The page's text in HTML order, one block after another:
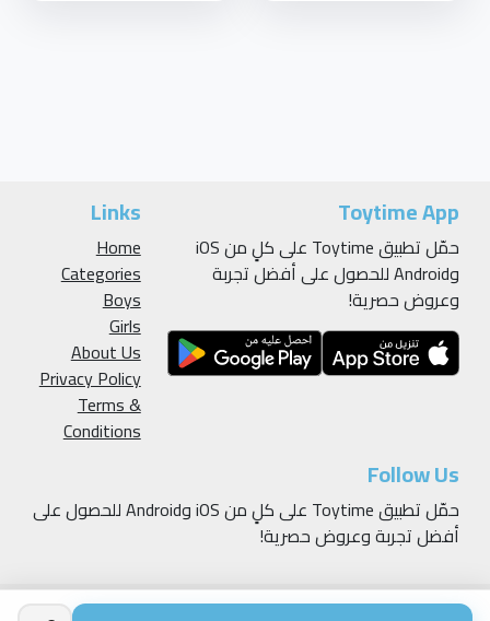
Toytime App
حمّل تطبيق Toytime على كلٍ من iOS
وAndroid للحصول على أفضل تجربة
وعروض حصرية!
Links
Home
Categories
Boys
Girls
About Us
Privacy Policy
Terms &
Conditions
Follow Us
حمّل تطبيق Toytime على كلٍ من iOS وAndroid للحصول على
أفضل تجربة وعروض حصرية!
Toytime. © 2026. All
v 1.0